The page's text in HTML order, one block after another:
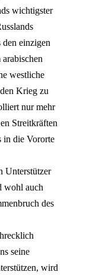
wichtigster
einzigen
westliche
Krieg zu
nur mehr
Streitkräften
in die Vororte
Unterstützer
wohl auch
des
seine
wird